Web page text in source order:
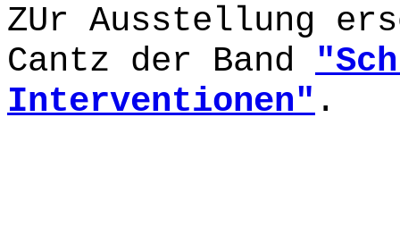
ZUr Ausstellung
Cantz der Band
Interventionen" .